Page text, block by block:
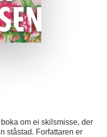
om ei skilsmisse, der
ståstad. Forfattaren er